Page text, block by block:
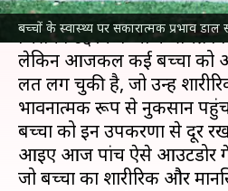
बच्चों के स्वास्थ्य पर सकारात्मक प्रभाव
हर साल 14 नवंबर कोबाल
जिसका उद्देश्य बच्चों के समग्र
लेकिन आजकल कई बच्चों को
लत लग चुकी है, जो उन्हें
भावनात्मक रूप से नुकसान
बच्चों को इन उपकरणों से दूर
आइए आज पांच ऐसे आउटडोर
जो बच्चों का शारीरिक और